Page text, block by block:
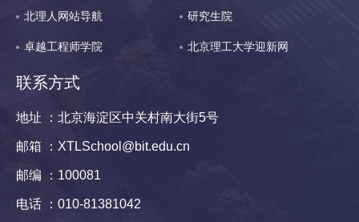
北理人网站导航 研究生院
卓越工程师学院 北京理工大学迎新网
联系方式
地址 ：北京海淀区中关村南大街5号
邮箱 ：XTLSchool@bit.edu.cn
邮编 ：100081
电话 ：010-81381042